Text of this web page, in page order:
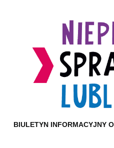
BIULETYN INFORMACYJNY